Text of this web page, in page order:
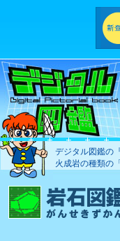
デジタル図鑑の
火成岩の種類の